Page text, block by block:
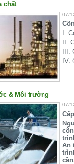
chất
07/
I.
II.
III.
IV.
& Môi trường
07/
An